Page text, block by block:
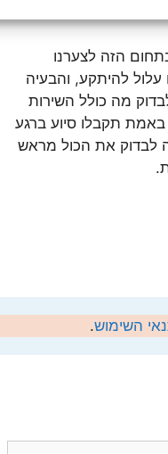
הזה לצערנו
להיתקע, והבעיה
מה כולל השירות
תקבלו סיוע ברגע
התמיכה של החברה זמינים עבורכם 24/7? שווה לבדוק את הכול מראש
השימוש.